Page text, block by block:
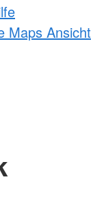
Maps Ansicht